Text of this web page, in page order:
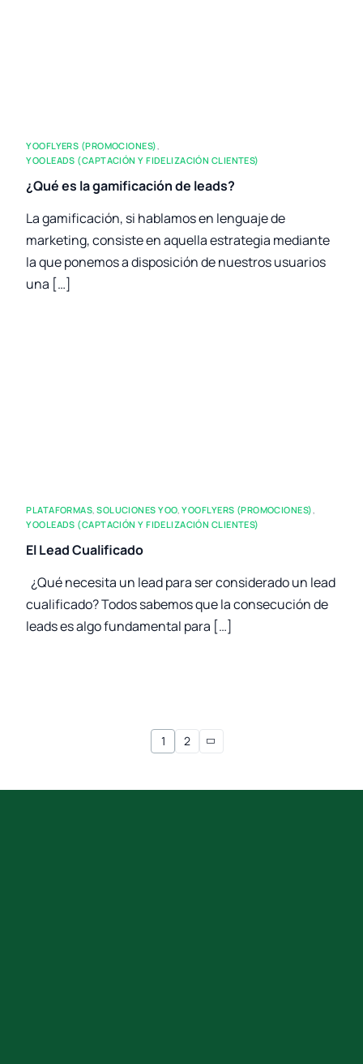
YOOFLYERS (PROMOCIONES),
YOOLEADS (CAPTACIÓN Y FIDELIZACIÓN CLIENTES)
¿Qué es la gamificación de leads?
La gamificación, si hablamos en lenguaje de
marketing, consiste en aquella estrategia mediante
la que ponemos a disposición de nuestros usuarios
una […]
PLATAFORMAS,SOLUCIONES YOO,YOOFLYERS (PROMOCIONES),
YOOLEADS (CAPTACIÓN Y FIDELIZACIÓN CLIENTES)
El Lead Cualificado
¿Qué necesita un lead para ser considerado un lead
cualificado? Todos sabemos que la consecución de
leads es algo fundamental para […]
1 2